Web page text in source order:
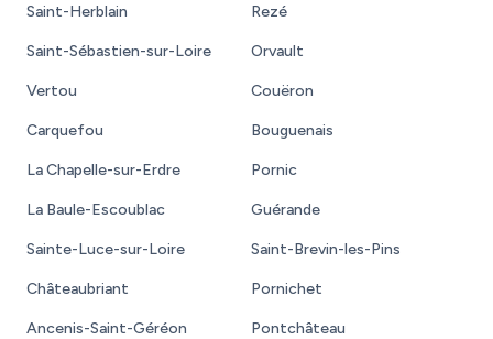
Saint-Herblain Rezé
Saint-Sébastien-sur-Loire Orvault
Vertou Couëron
Carquefou Bouguenais
La Chapelle-sur-Erdre Pornic
La Baule-Escoublac Guérande
Sainte-Luce-sur-Loire Saint-Brevin-les-Pins
Châteaubriant Pornichet
Ancenis-Saint-Géréon Pontchâteau